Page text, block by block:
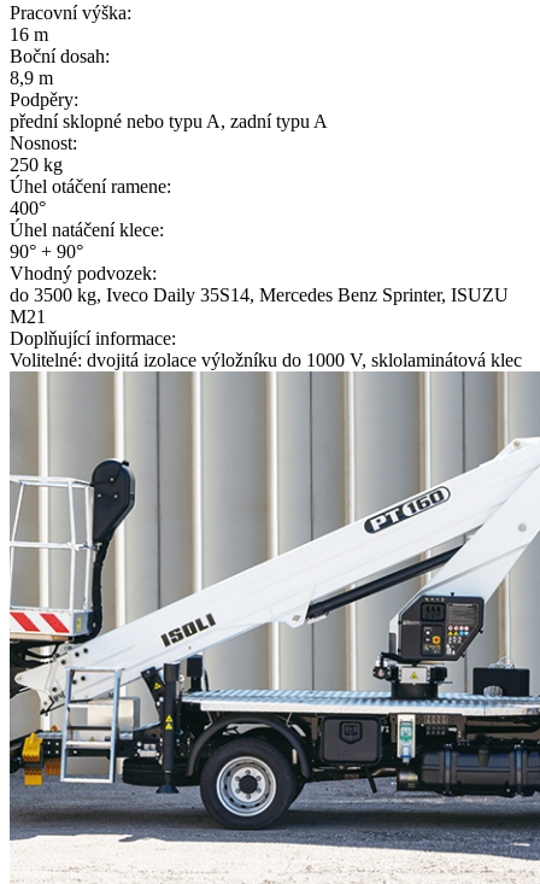
Pracovní výška:
16 m
Boční dosah:
8,9 m
Podpěry:
přední sklopné nebo typu A, zadní typu A
Nosnost:
250 kg
Úhel otáčení ramene:
400°
Úhel natáčení klece:
90° + 90°
Vhodný podvozek:
do 3500 kg, Iveco Daily 35S14, Mercedes Benz Sprinter, ISUZU
M21
Doplňující informace:
Volitelné: dvojitá izolace výložníku do 1000 V, sklolaminátová klec